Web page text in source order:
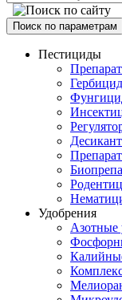
Поиск по параметрам
Пестициды
Удобрения
Азотные